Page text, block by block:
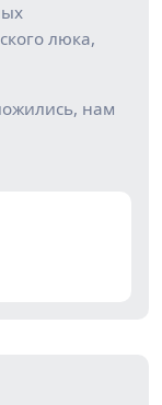
люка,
нам